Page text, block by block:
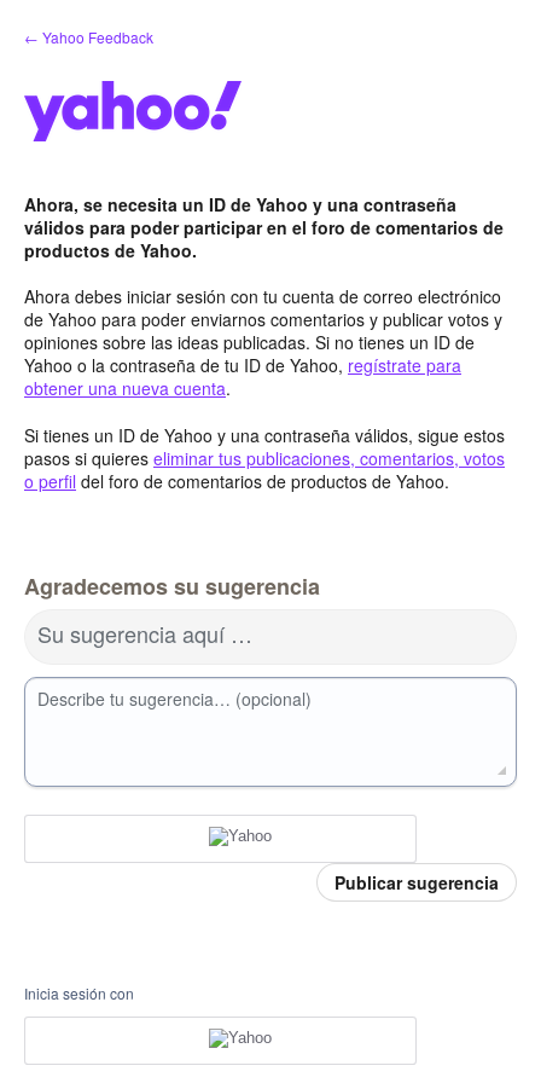
saltar
al
← Yahoo Feedback
Ahora, se necesita un ID de Yahoo y una contraseña
válidos para poder participar en el foro de comentarios de
productos de Yahoo.
Ahora debes iniciar sesión con tu cuenta de correo electrónico
de Yahoo para poder enviarnos comentarios y publicar votos y
opiniones sobre las ideas publicadas. Si no tienes un ID de
Yahoo o la contraseña de tu ID de Yahoo, regístrate para
obtener una nueva cuenta.
Si tienes un ID de Yahoo y una contraseña válidos, sigue estos
pasos si quieres eliminar tus publicaciones, comentarios, votos
o perfil del foro de comentarios de productos de Yahoo.
Agradecemos su sugerencia
Su sugerencia aquí …
Describe tu sugerencia… (opcional)
Publicar sugerencia
Inicia sesión con